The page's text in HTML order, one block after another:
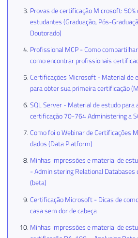
Provas de certificação Microsoft: 50%
estudantes (Graduação, Pós-
Doutorado)
Profissional MCP - Como
como encontrar profissionais
Certificações Microsoft - Material de
para obter sua primeira certificação
SQL Server - Material de estudo para
certificação 70-764 Administering a
Como foi o Webinar de Certificações
dados (Data Platform)
Minhas impressões e material de
- Administering Relational
(beta)
Certificação Microsoft - Dicas de
casa sem dor de cabeça
Minhas impressões e material de